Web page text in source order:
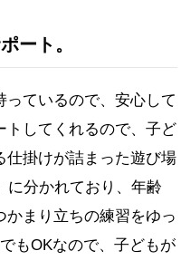
ート。
ているので、安心して
トしてくれるので、子ど
仕掛けが詰まった遊び場
に分かれており、年齢
まり立ちの練習をゆっ
もOKなので、子どもが